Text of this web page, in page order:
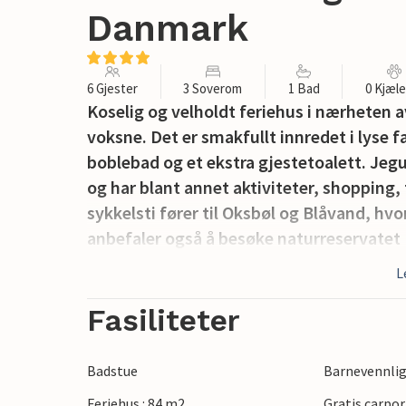
Danmark
6 Gjester 3 Soverom 1 Bad 0
Koselig og velholdt feriehus i nærheten
voksne. Det er smakfullt innredet i lyse
boblebad og et ekstra gjestetoalett.
og har blant annet aktiviteter,
sykkelsti fører til Oksbøl og Blåvand,
anbefaler også å besøke naturreservatet
Fasiliteter
Badstue